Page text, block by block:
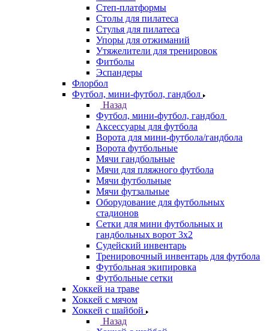
Степ-платформы
Столы для пилатеса
Стулья для пилатеса
Упоры для отжиманий
Утяжелители для тренировок
Фитболы
Эспандеры
Флорбол
Футбол, мини-футбол, гандбол
Назад
Футбол, мини-футбол, гандбол
Аксессуары для футбола
Ворота для мини-футбола/гандбола
Ворота футбольные
Мячи гандбольные
Мячи для пляжного футбола
Мячи футбольные
Мячи футзальные
Оборудование для футбольных
стадионов
Сетки для мини футбольных и
гандбольных ворот 3х2
Судейский инвентарь
Тренировочный инвентарь для футбола
Футбольная экипировка
Футбольные сетки
Хоккей на траве
Хоккей с мячом
Хоккей с шайбой
Назад